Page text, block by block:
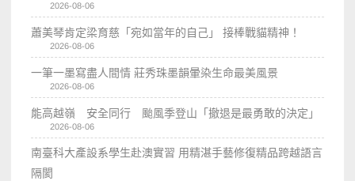
2026-08-06
蕭美琴肯定梁育慈「宛如當年的自己」 接棒戰貓精神！
2026-08-06
一筆一墨寫盡人間情 莊秀珠墨韻暈染生命最美風景
2026-08-06
能高越嶺 安全同行 颱風季登山「撤退是最勇敢的決定」
2026-08-06
南臺科大產設系學生赴澳實習 用精湛手藝修復精品跨越語言
隔閡